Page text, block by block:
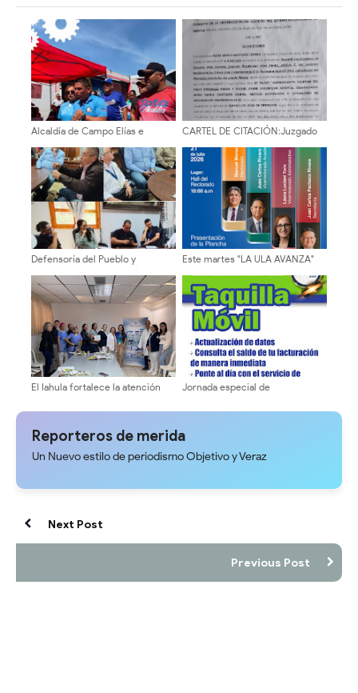
Alcaldía de Campo Elías e
EMAIMCE garantizan soberanía
alimentaria con jornadas
itinerantes semanales
CARTEL DE CITACIÓN:Juzgado
lo Civil, Mercantil y del Tránsito
de la Circunscripción Judicial
del Estado Bolivariano de Mérida
Defensoría del Pueblo y
Concejo Municipal evalúan tarifa
del pasaje en Mérida
Este martes "LA ULA AVANZA"
El Iahula fortalece la atención
técnica multidisciplinaria
Jornada especial de
Sergidesol en el Mercado
Reporteros de merida
Un Nuevo estilo de periodismo Objetivo y Veraz
Next Post
Previous Post